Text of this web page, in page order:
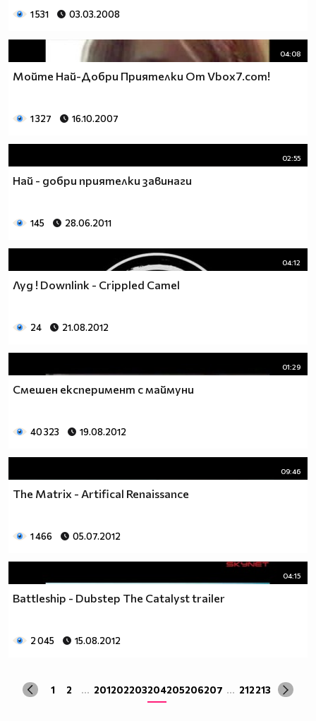
1 531 03.03.2008
04:08
Мойте Най-Добри Приятелки От Vbox7.com!
1 327 16.10.2007
02:55
Най - добри приятелки завинаги
145 28.06.2011
04:12
Луд ! Downlink - Crippled Camel
24 21.08.2012
01:29
Смешен експеримент с маймуни
40 323 19.08.2012
09:46
The Matrix - Artifical Renaissance
1 466 05.07.2012
04:15
Battleship - Dubstep The Catalyst trailer
2 045 15.08.2012
1 2 ... 201202203204205206207 ... 212213